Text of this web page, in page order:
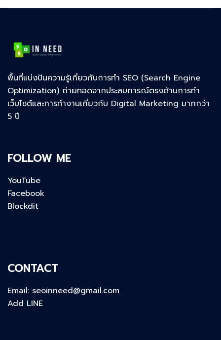
พื้นที่แบ่งปันความรู้เกี่ยวกับการทำ SEO (Search Engine
Optimization) ถ่ายทอดจากประสบการณ์ตรงด้านการทำ
เว็บไซต์และการทำงานเกี่ยวกับ Digital Marketing มากกว่า
5 ปี
FOLLOW ME
YouTube
Facebook
Blockdit
CONTACT
Email: seoinneed@gmail.com
Add LINE